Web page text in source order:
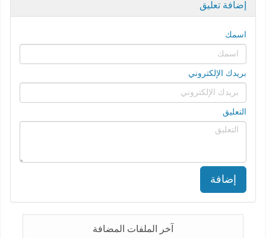
إضافة تعليق
اسمك
بريدك الإلكتروني
التعليق
إضافة
آخر الملفات المضافة